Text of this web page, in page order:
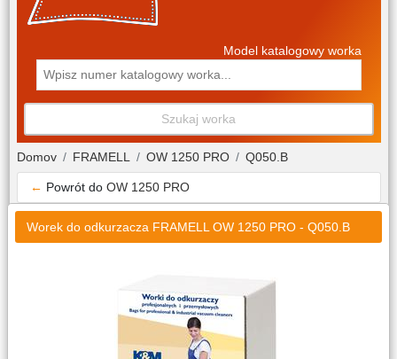
Model katalogowy worka
Szukaj worka
Domov FRAMELL OW 1250 PRO Q050.B
← Powrót do OW 1250 PRO
Worek do odkurzacza FRAMELL OW 1250 PRO - Q050.B